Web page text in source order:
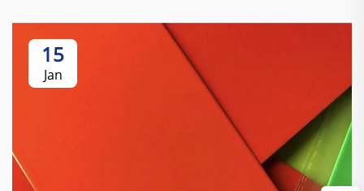
15
Jan